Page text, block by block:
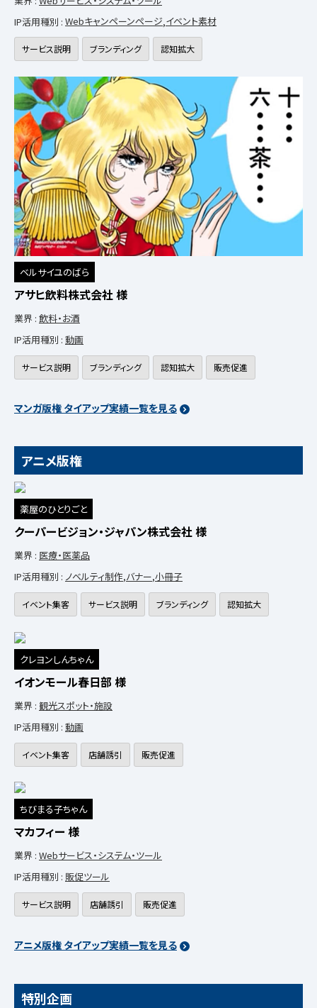
IP活用種別 : Webキャンペーンページ,イベント素材
サービス説明 ブランディング 認知拡大
ベルサイユのばら
アサヒ飲料株式会社 様
業界 : 飲料・お酒
IP活用種別 : 動画
サービス説明 ブランディング 認知拡大 販売促進
マンガ版権 タイアップ実績一覧を見る
アニメ版権
薬屋のひとりごと
クーパービジョン・ジャパン株式会社 様
業界 : 医療・医薬品
IP活用種別 : ノベルティ制作,バナー,小冊子
イベント集客 サービス説明 ブランディング 認知拡大
クレヨンしんちゃん
イオンモール春日部 様
業界 : 観光スポット・施設
IP活用種別 : 動画
イベント集客 店舗誘引 販売促進
ちびまる子ちゃん
マカフィー 様
業界 : Webサービス・システム・ツール
IP活用種別 : 販促ツール
サービス説明 店舗誘引 販売促進
アニメ版権 タイアップ実績一覧を見る
特別企画